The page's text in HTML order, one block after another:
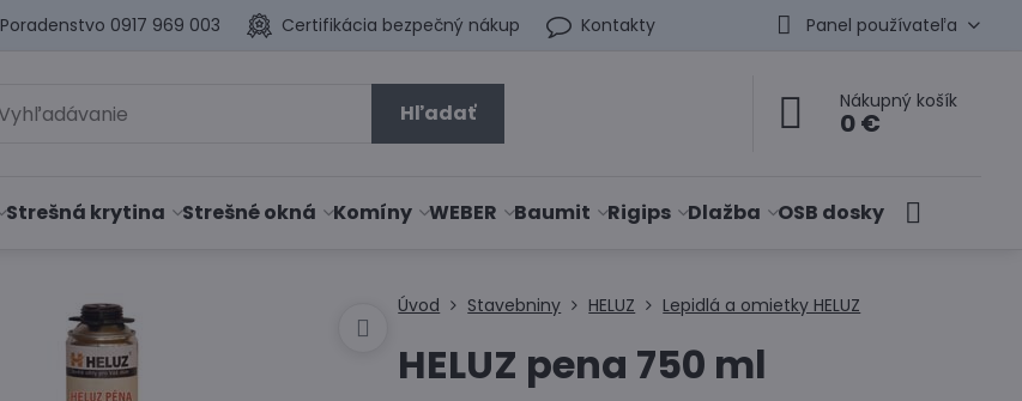
Poradenstvo 0917 969 003 Certifikácia bezpečný nákup Kontakty Panel používateľa
Hľadať Nákupný košík
0 €
Strešná krytina Strešné okná Komíny WEBER Baumit Rigips Dlažba OSB dosky
Úvod Stavebniny HELUZ Lepidlá a omietky HELUZ
HELUZ pena 750 ml